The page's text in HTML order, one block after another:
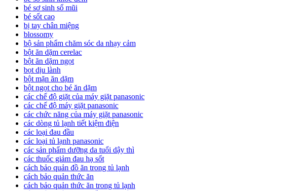
bé sơ sinh sổ mũi
bé sốt cao
bị tay chân miệng
blossomy
bộ sản phẩm chăm sóc da nhạy cảm
bột ăn dặm cerelac
bột ăn dặm ngọt
bọt dịu lành
bột mặn ăn dặm
bột ngọt cho bé ăn dặm
các chế độ giặt của máy giặt panasonic
các chế độ máy giặt panasonic
các chức năng của máy giặt panasonic
các dòng tủ lạnh tiết kiệm điện
các loại đau đầu
các loại tủ lạnh panasonic
các sản phẩm dưỡng da tuổi dậy thì
các thuốc giảm đau hạ sốt
cách bảo quản đồ ăn trong tủ lạnh
cách bảo quản thức ăn
cách bảo quản thức ăn trong tủ lạnh